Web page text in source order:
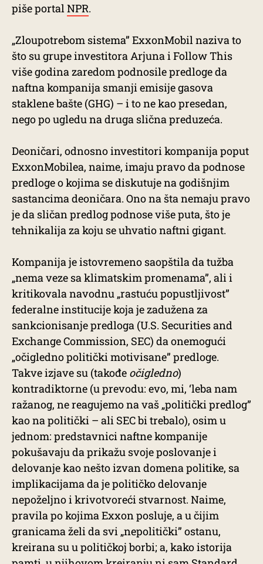
piše portal NPR.
„Zloupotrebom sistema” ExxonMobil naziva to
što su grupe investitora Arjuna i Follow This
više godina zaredom podnosile predloge da
naftna kompanija smanji emisije gasova
staklene bašte (GHG) – i to ne kao presedan,
nego po ugledu na druga slična preduzeća.
Deoničari, odnosno investitori kompanija poput
ExxonMobilea, naime, imaju pravo da podnose
predloge o kojima se diskutuje na godišnjim
sastancima deoničara. Ono na šta nemaju pravo
je da sličan predlog podnose više puta, što je
tehnikalija za koju se uhvatio naftni gigant.
Kompanija je istovremeno saopštila da tužba
„nema veze sa klimatskim promenama”, ali i
kritikovala navodnu „rastuću popustljivost”
federalne institucije koja je zadužena za
sankcionisanje predloga (U.S. Securities and
Exchange Commission, SEC) da onemogući
„očigledno politički motivisane” predloge.
Takve izjave su (takođe očigledno)
kontradiktorne (u prevodu: evo, mi, ‘leba nam
ražanog, ne reagujemo na vaš „politički predlog”
kao na politički – ali SEC bi trebalo), osim u
jednom: predstavnici naftne kompanije
pokušavaju da prikažu svoje poslovanje i
delovanje kao nešto izvan domena politike, sa
implikacijama da je političko delovanje
nepoželjno i krivotvoreći stvarnost. Naime,
pravila po kojima Exxon posluje, a u čijim
granicama želi da svi „nepolitički” ostanu,
kreirana su u političkoj borbi; a, kako istorija